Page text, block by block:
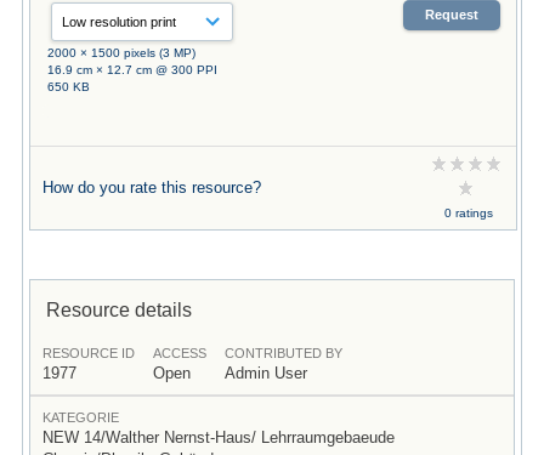
2000 × 1500 pixels (3 MP)
16.9 cm × 12.7 cm @ 300 PPI
650 KB
Request
How do you rate this resource?
0 ratings
Resource details
RESOURCE ID
1977
ACCESS
Open
CONTRIBUTED BY
Admin User
KATEGORIE
NEW 14/Walther Nernst-Haus/ Lehrraumgebaeude